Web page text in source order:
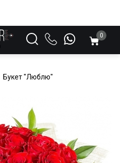
0
Букет "Люблю"